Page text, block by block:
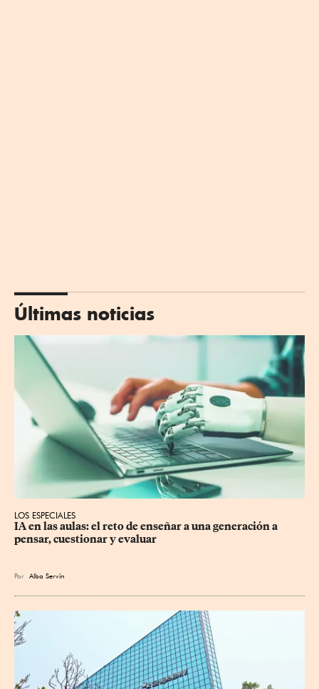
Últimas noticias
LOS ESPECIALES
IA en las aulas: el reto de enseñar a una generación a
pensar, cuestionar y evaluar
Por Alba Servín